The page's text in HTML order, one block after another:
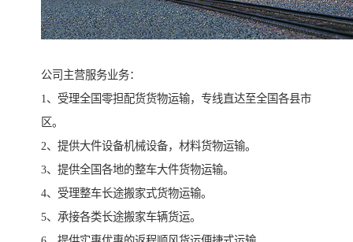
公司主营服务业务：
1、受理全国零担配货货物运输，专线直达至全国各县市
区。
2、提供大件设备机械设备，材料货物运输。
3、提供全国各地的整车大件货物运输。
4、受理整车长途搬家式货物运输。
5、承接各类长途搬家车辆货运。